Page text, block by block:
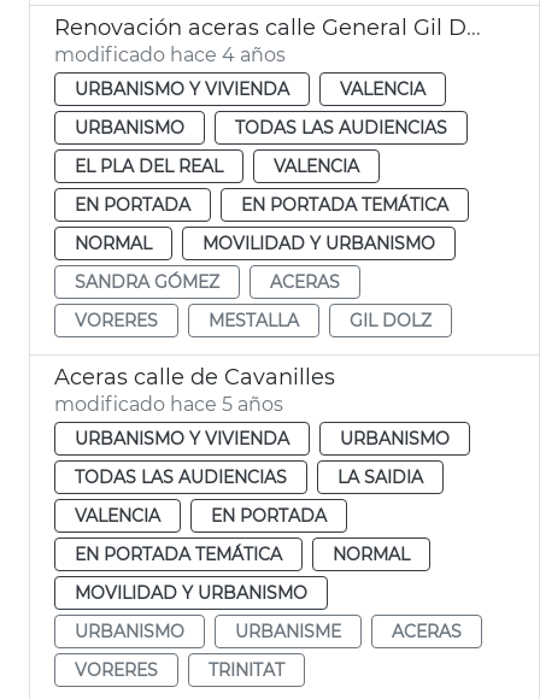
Renovación aceras calle General Gil Dolz
modificado hace 4 años
URBANISMO Y VIVIENDA
VALENCIA
URBANISMO
TODAS LAS AUDIENCIAS
EL PLA DEL REAL
VALENCIA
EN PORTADA
EN PORTADA TEMÁTICA
NORMAL
MOVILIDAD Y URBANISMO
SANDRA GÓMEZ
ACERAS
VORERES
MESTALLA GIL DOLZ
Aceras calle de Cavanilles
modificado hace 5 años
URBANISMO Y VIVIENDA
URBANISMO
TODAS LAS AUDIENCIAS
LA SAIDIA
VALENCIA
EN PORTADA
EN PORTADA TEMÁTICA
NORMAL
MOVILIDAD Y URBANISMO
URBANISMO
URBANISME
ACERAS
VORERES
TRINITAT